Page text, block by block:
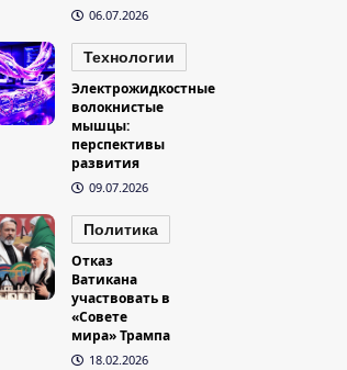
06.07.2026
Технологии
Электрожидкостные
волокнистые
мышцы:
перспективы
развития
09.07.2026
Политика
Отказ
Ватикана
участвовать в
«Совете
мира» Трампа
18.02.2026